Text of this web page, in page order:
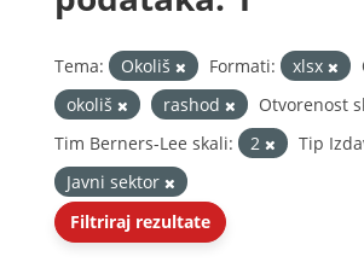
Tema: Okoliš Formati: xlsx
okoliš
rashod
Otvorenost
Tim Berners-Lee skali:
2
Tip
Javni sektor
Filtriraj rezultate